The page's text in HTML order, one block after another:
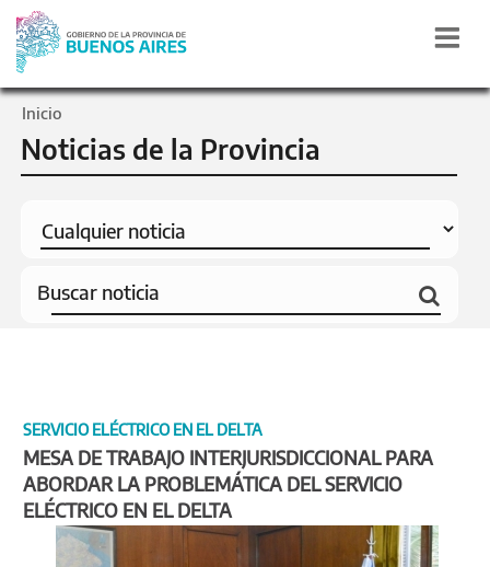
Inicio
Noticias de la Provincia
SERVICIO ELÉCTRICO EN EL DELTA
MESA DE TRABAJO INTERJURISDICCIONAL PARA
ABORDAR LA PROBLEMÁTICA DEL SERVICIO
ELÉCTRICO EN EL DELTA